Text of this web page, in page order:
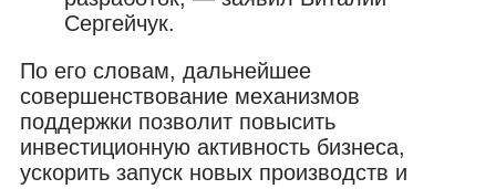
Сергейчук.
По его словам, дальнейшее
совершенствование механизмов
поддержки позволит повысить
инвестиционную активность бизнеса,
ускорить запуск новых производств и